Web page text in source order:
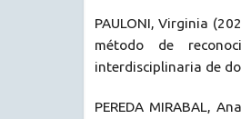
PAULONI, Virginia
método de
interdisciplinaria de
PEREDA MIRABAL,